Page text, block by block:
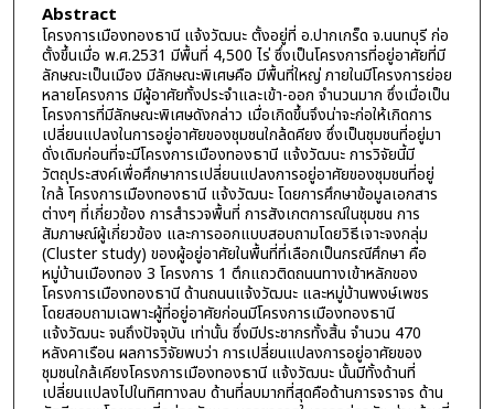
Abstract
โครงการเมืองทองธานี แจ้งวัฒนะ ตั้งอยู่ที่ อ.ปากเกร็ด จ.นนทบุรี ก่อ
ตั้งขึ้นเมื่อ พ.ศ.2531 มีพื้นที่ 4,500 ไร่ ซึ่งเป็นโครงการที่อยู่อาศัยที่มี
ลักษณะเป็นเมือง มีลักษณะพิเศษคือ มีพื้นที่ใหญ่ ภายในมีโครงการย่อย
หลายโครงการ มีผู้อาศัยทั้งประจำและเข้า-ออก จำนวนมาก ซึ่งเมื่อเป็น
โครงการที่มีลักษณะพิเศษดังกล่าว เมื่อเกิดขึ้นจึงน่าจะก่อให้เกิดการ
เปลี่ยนแปลงในการอยู่อาศัยของชุมชนใกล้ดคียง ซึ่งเป็นชุมชนที่อยู่มา
ดั่งเดิมก่อนที่จะมีโครงการเมืองทองธานี แจ้งวัฒนะ การวิจัยนี้มี
วัตถุประสงค์เพื่อศึกษาการเปลี่ยนแปลงการอยู่อาศัยของชุมชนที่อยู่
ใกล้ โครงการเมืองทองธานี แจ้งวัฒนะ โดยการศึกษาข้อมูลเอกสาร
ต่างๆ ที่เกี่ยวข้อง การสำรวจพื้นที่ การสังเกตการณ์ในชุมชน การ
สัมภาษณ์ผู้เกี่ยวข้อง และการออกแบบสอบถามโดยวิธีเจาะจงกลุ่ม
(Cluster study) ของผู้อยู่อาศัยในพื้นที่ที่เลือกเป็นกรณีศึกษา คือ
หมู่บ้านเมืองทอง 3 โครงการ 1 ตึกแถวติดถนนทางเข้าหลักของ
โครงการเมืองทองธานี ด้านถนนแจ้งวัฒนะ และหมู่บ้านพงษ์เพชร
โดยสอบถามเฉพาะผู้ที่อยู่อาศัยก่อนมีโครงการเมืองทองธานี
แจ้งวัฒนะ จนถึงปัจจุบัน เท่านั้น ซึ่งมีประชากรทั้งสิ้น จำนวน 470
หลังคาเรือน ผลการวิจัยพบว่า การเปลี่ยนแปลงการอยู่อาศัยของ
ชุมชนใกล้เคียงโครงการเมืองทองธานี แจ้งวัฒนะ นั้นมีทั้งด้านที่
เปลี่ยนแปลงไปในทิศทางลบ ด้านที่ลบมากที่สุดคือด้านการจราจร ด้าน